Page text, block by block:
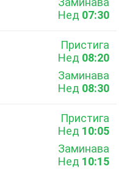
Нед 07:30
Пристига
Нед 08:20
Заминава
Нед 08:30
Пристига
Нед 10:05
Заминава
Нед 10:15